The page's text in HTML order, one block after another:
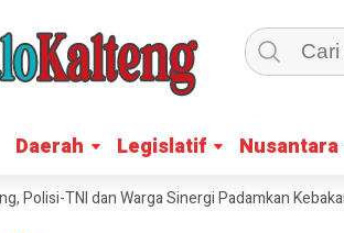
Daerah Legislatif Nusantara
Daerah Legislatif Nusantara
TNI dan Warga Sinergi Padamkan Kebakaran